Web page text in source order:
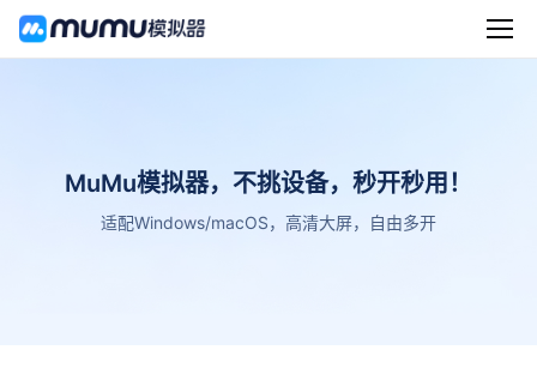
MuMu模拟器，不挑设备，秒开秒用！
适配Windows/macOS，高清大屏，自由多开